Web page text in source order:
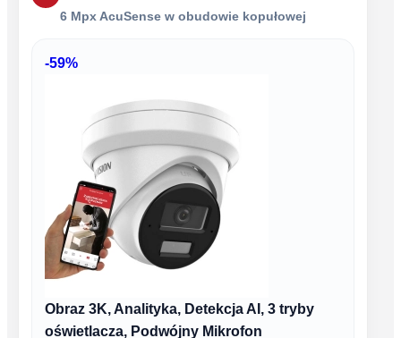
6 Mpx AcuSense w obudowie kopułowej
-59%
Obraz 3K, Analityka, Detekcja AI, 3 tryby
oświetlacza, Podwójny Mikrofon